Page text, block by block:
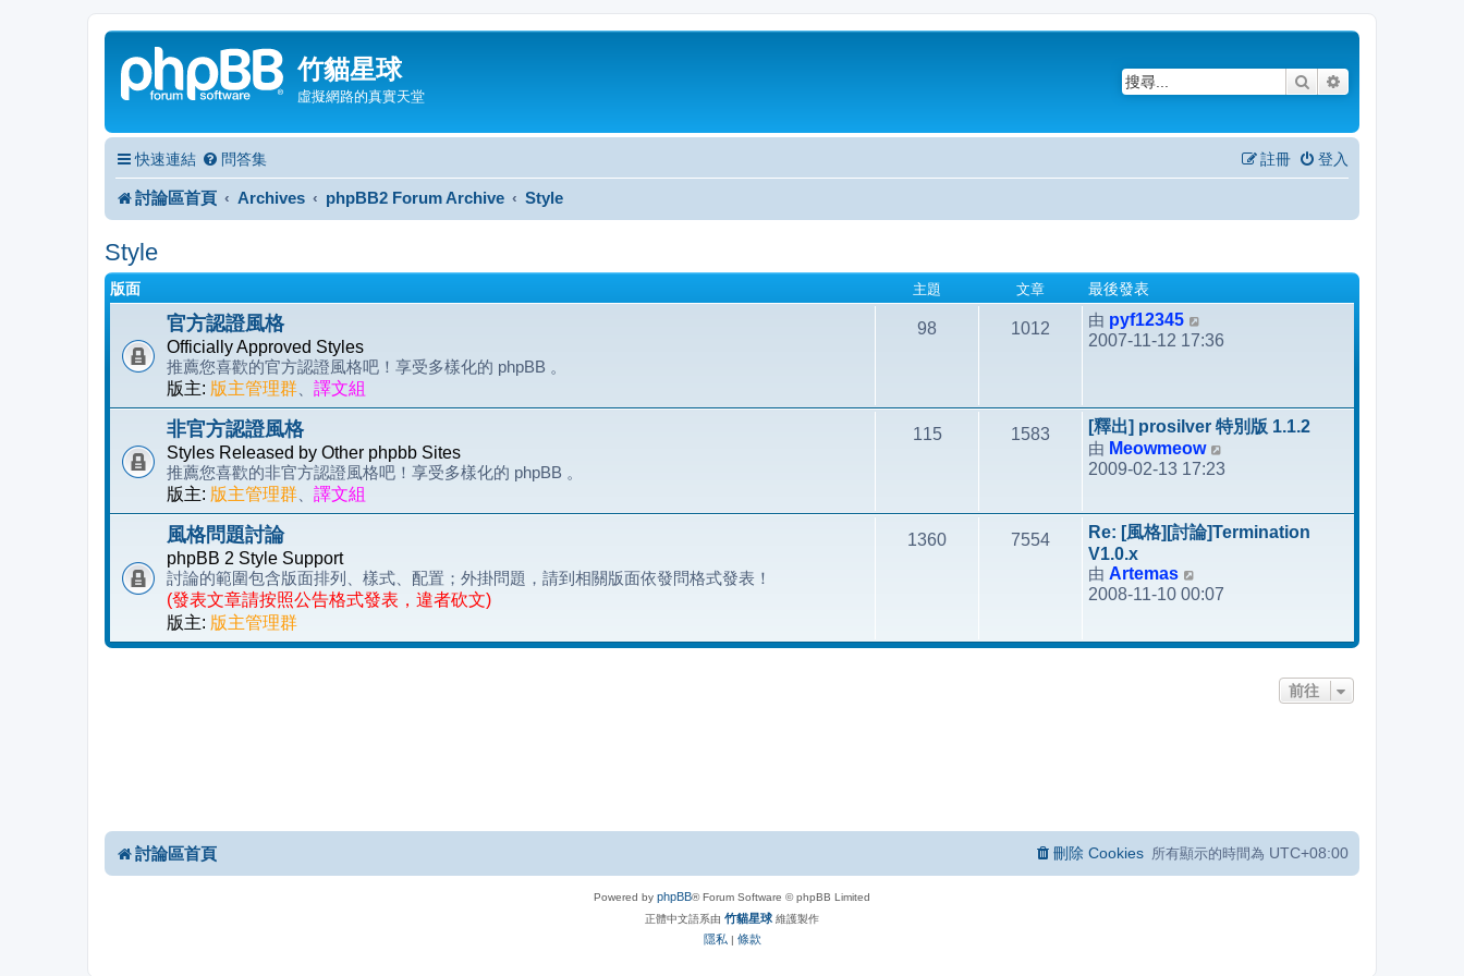
竹貓星球
虛擬網路的真實天堂
搜尋
快速連結 問答集 登入
註冊
討論區首頁 Archives phpBB2 Forum Archive Style
Style
版面 主題 文章 最後發表
官方認證風格
Officially Approved Styles
推薦您喜歡的官方認證風格吧！享受多樣化的 phpBB 。
版主: 版主管理群 譯文組
98 1012 由 pyf12345
視
發
表
2007-11-12 17:36
非官方認證風格
Styles Released by Other phpbb Sites
推薦您喜歡的非官方認證風格吧！享受多樣化的 phpBB 。
版主: 版主管理群 譯文組
115 1583
[釋出] prosilver 特別版 1.1.2
由 Meowmeow
視
後
發
2009-02-13 17:23
風格問題討論
phpBB 2 Style Support
討論的範圍包含版面排列、樣式、配置；外掛問題，請到相關版面依發問格式發表！
(發表文章請按照公告格式發表，違者砍文)
版主: 版主管理群
1360 7554
Re: [風格][討論]Termination
V1.0.x
由 Artemas
視
後
2008-11-10 00:07
前往
討論區首頁 所有顯示的時間為 UTC+08:00
刪除 Cookies
Powered by phpBB® Forum Software © phpBB Limited
正體中文語系由 竹貓星球 維護製作
隱私 | 條款